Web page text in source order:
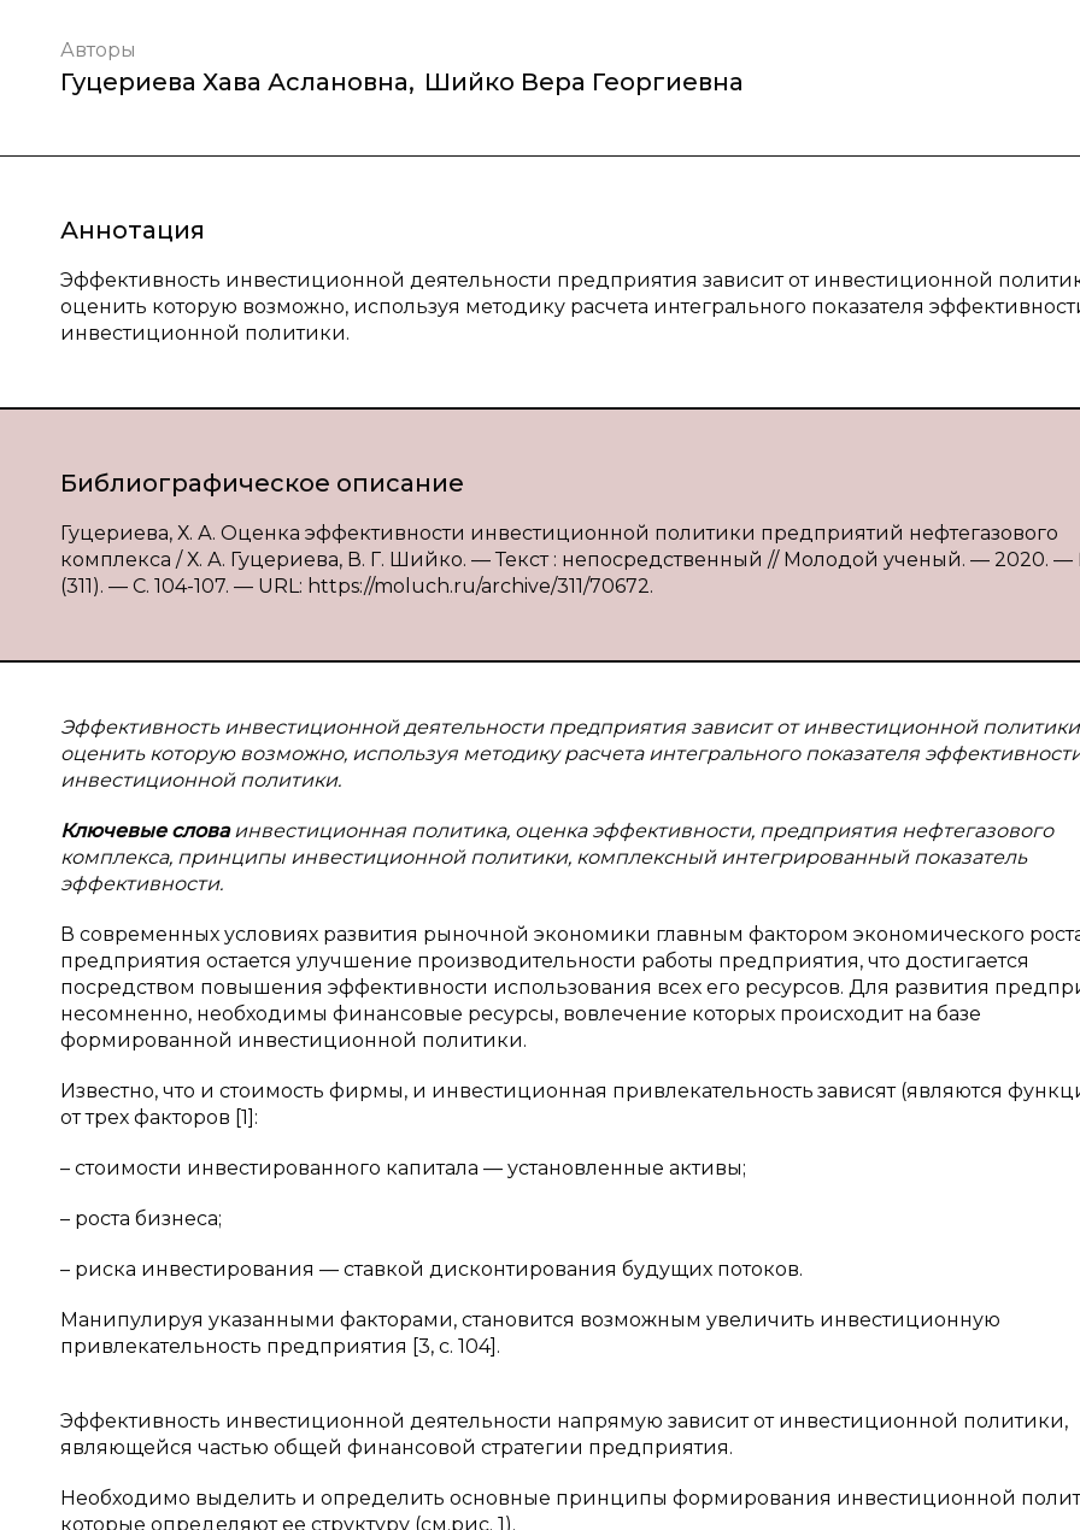
Авторы
Гуцериева Хава Аслановна, Шийко Вера Георгиевна
Аннотация
Эффективность инвестиционной деятельности предприятия зависит от инвестиционной
оценить которую возможно, используя методику расчета интегрального показателя
инвестиционной политики.
Библиографическое описание
Гуцериева, Х. А. Оценка эффективности инвестиционной политики предприятий нефтегазового
комплекса / Х. А. Гуцериева, В. Г. Шийко. — Текст : непосредственный // Молодой ученый. — 2020. —
(311). — С. 104-107. — URL: https://moluch.ru/archive/311/70672.
Эффективность инвестиционной деятельности предприятия зависит от инвестиционной
оценить которую возможно, используя методику расчета интегрального показателя
инвестиционной политики.
Ключевые словаинвестиционная политика, оценка эффективности, предприятия нефтегазового
комплекса, принципы инвестиционной политики, комплексный интегрированный показатель
эффективности.
В современных условиях развития рыночной экономики главным фактором экономического
предприятия остается улучшение производительности работы предприятия, что достигается
посредством повышения эффективности использования всех его ресурсов. Для развития
несомненно, необходимы финансовые ресурсы, вовлечение которых происходит на базе
формированной инвестиционной политики.
Известно, что и стоимость фирмы, и инвестиционная привлекательность зависят (являются
от трех факторов [1]:
– стоимости инвестированного капитала — установленные активы;
– роста бизнеса;
– риска инвестирования — ставкой дисконтирования будущих потоков.
Манипулируя указанными факторами, становится возможным увеличить инвестиционную
привлекательность предприятия [3, с. 104].
Эффективность инвестиционной деятельности напрямую зависит от инвестиционной политики,
являющейся частью общей финансовой стратегии предприятия.
Необходимо выделить и определить основные принципы формирования инвестиционной
которые определяют ее структуру (см.рис. 1).